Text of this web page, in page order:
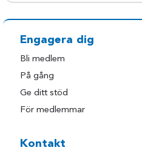
Engagera dig
Bli medlem
På gång
Ge ditt stöd
För medlemmar
Kontakt